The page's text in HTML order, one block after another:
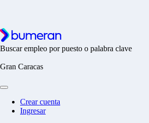
Buscar empleo por puesto o palabra clave
Gran Caracas
Crear cuenta
Ingresar